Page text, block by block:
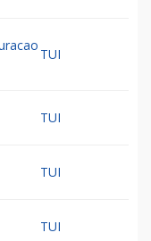
TUI
TUI
TUI
TUI